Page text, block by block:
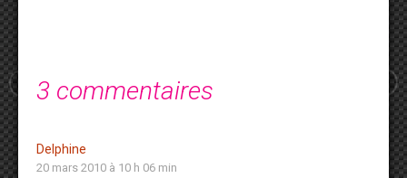
3 commentaires
Delphine
20 mars 2010 à 10 h 06 min